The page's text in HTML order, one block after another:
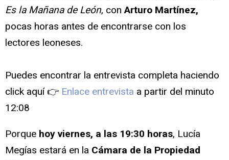
Es la Mañana de León, con Arturo Martínez,
pocas horas antes de encontrarse con los
lectores leoneses.
Puedes encontrar la entrevista completa haciendo
click aquí 👉 Enlace entrevista a partir del minuto
12:08
Porque hoy viernes, a las 19:30 horas, Lucía
Megías estará en la Cámara de la Propiedad